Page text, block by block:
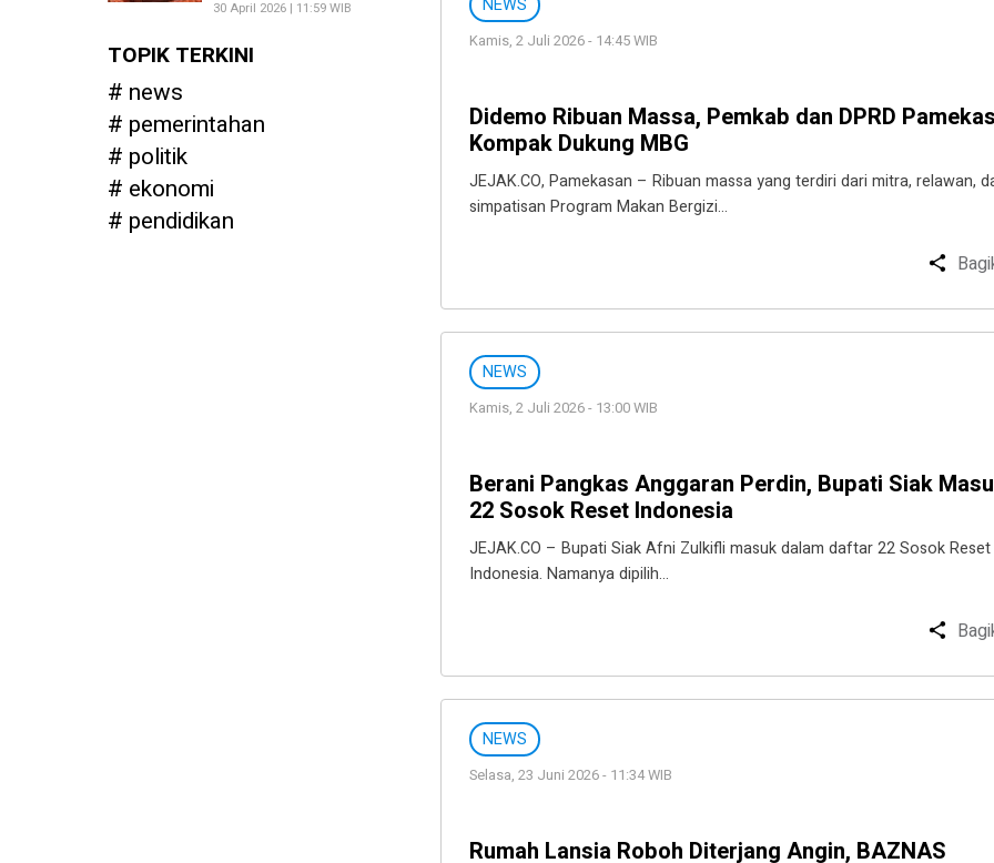
30 April 2026 | 11:59 WIB
TOPIK TERKINI
news
pemerintahan
politik
ekonomi
pendidikan
NEWS
Kamis, 2 Juli 2026 - 14:45 WIB
Didemo Ribuan Massa, Pemkab dan DPRD
Kompak Dukung MBG
JEJAK.CO, Pamekasan – Ribuan massa yang terdiri dari mitra, relawan,
simpatisan Program Makan Bergizi…
NEWS
Kamis, 2 Juli 2026 - 13:00 WIB
Berani Pangkas Anggaran Perdin, Bupati Siak
22 Sosok Reset Indonesia
JEJAK.CO – Bupati Siak Afni Zulkifli masuk dalam daftar 22 Sosok Reset
Indonesia. Namanya dipilih…
NEWS
Selasa, 23 Juni 2026 - 11:34 WIB
Rumah Lansia Roboh Diterjang Angin, BAZNAS